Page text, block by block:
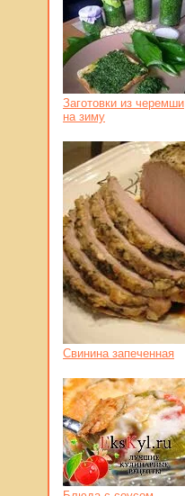
Заготовки из черемши
на зиму
Свинина запеченная